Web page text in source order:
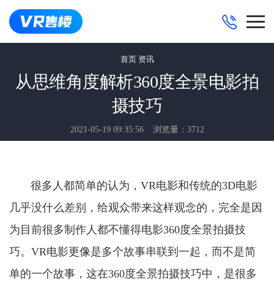
首页 资讯
从思维角度解析360度全景电影拍
摄技巧
2021-05-19 09:35:56 浏览量：3712
很多人都简单的认为， VR电影和传统的3D电影
几乎没什么差别，给观众带来这样观念的，完全是因
为目前很多制作人都不懂得电影360度全景拍摄技
巧。VR电影更像是多个故事串联到一起，而不是简
单的一个故事，这在360度全景拍摄技巧中，是很多